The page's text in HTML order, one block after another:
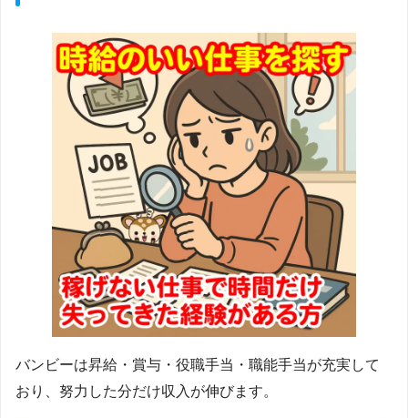
バンビーは昇給・賞与・役職手当・職能手当が充実して
おり、努力した分だけ収入が伸びます。